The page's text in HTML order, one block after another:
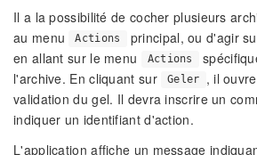
Il a la possibilité de cocher plusieurs
au menu
Actions
principal, ou d'agir
en allant sur le menu
Actions
l'archive. En cliquant sur
Geler
, il
validation du gel. Il devra inscrire un
indiquer un identifiant d'action.
L'application affiche un message